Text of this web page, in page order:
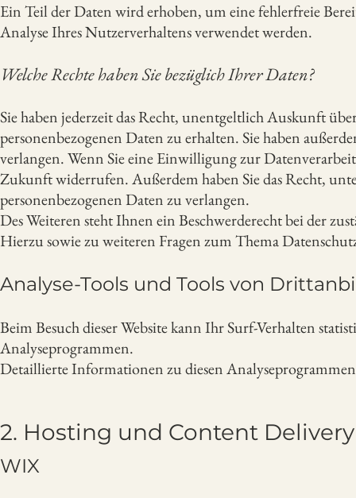
Ein Teil der Daten wird erhoben, um eine fehlerfreie
Analyse Ihres Nutzerverhaltens verwendet werden.
Welche Rechte haben Sie bezüglich Ihrer Daten?
Sie haben jederzeit das Recht, unentgeltlich Auskunft
personenbezogenen Daten zu erhalten. Sie haben
verlangen. Wenn Sie eine Einwilligung zur
Zukunft widerrufen. Außerdem haben Sie das Recht,
personenbezogenen Daten zu verlangen.
Des Weiteren steht Ihnen ein Beschwerderecht bei der
Hierzu sowie zu weiteren Fragen zum Thema
Analyse-Tools und Tools von
Beim Besuch dieser Website kann Ihr Surf-Verhalten
Analyseprogrammen.
Detaillierte Informationen zu diesen
2. Hosting und Content
WIX